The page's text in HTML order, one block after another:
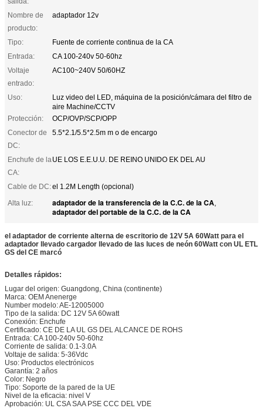
Nombre de
producto:
adaptador 12v
Tipo:
Fuente de corriente continua de la CA
Entrada:
CA 100-240v 50-60hz
Voltaje
entrado:
AC100~240V 50/60HZ
Uso:
Luz video del LED, máquina de la posición/cámara del filtro de
aire Machine/CCTV
Protección:
OCP/OVP/SCP/OPP
Conector de
DC:
5.5*2.1/5.5*2.5m m o de encargo
Enchufe de la
CA:
UE LOS E.E.U.U. DE REINO UNIDO EK DEL AU
Cable de DC:el 1.2M Length (opcional)
Alta luz:
adaptador de la transferencia de la C.C. de la CA,
adaptador del portable de la C.C. de la CA
el adaptador de corriente alterna de escritorio de 12V 5A 60Watt para el
adaptador llevado cargador llevado de las luces de neón 60Watt con UL ETL
GS del CE marcó
Detalles rápidos:
Lugar del origen: Guangdong, China (continente)
Marca: OEM Anenerge
Number modelo: AE-12005000
Tipo de la salida: DC 12V 5A 60watt
Conexión: Enchufe
Certificado: CE DE LA UL GS DEL ALCANCE DE ROHS
Entrada: CA 100-240v 50-60hz
Corriente de salida: 0.1-3.0A
Voltaje de salida: 5-36Vdc
Uso: Productos electrónicos
Garantía: 2 años
Color: Negro
Tipo: Soporte de la pared de la UE
Nivel de la eficacia: nivel V
Aprobación: UL CSA SAA PSE CCC DEL VDE